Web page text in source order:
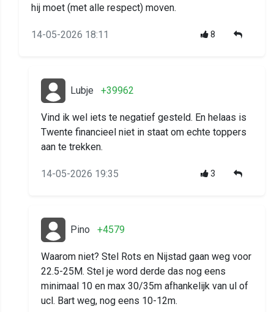
hij moet (met alle respect) moven.
14-05-2026 18:11 8
Lubje +39962
Vind ik wel iets te negatief gesteld. En helaas is
Twente financieel niet in staat om echte toppers
aan te trekken.
14-05-2026 19:35 3
Pino +4579
Waarom niet? Stel Rots en Nijstad gaan weg voor
22.5-25M. Stel je word derde das nog eens
minimaal 10 en max 30/35m afhankelijk van ul of
ucl. Bart weg, nog eens 10-12m.